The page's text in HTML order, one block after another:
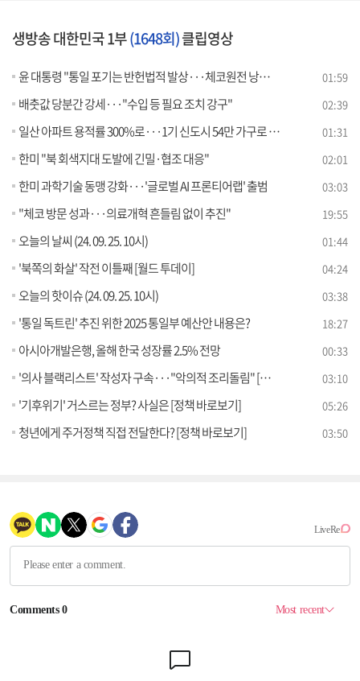
생방송 대한민국 1부(1648회)클립영상
윤 대통령 "통일 포기는 반헌법적 발상···체코원전 낭설 개탄" 01:59
배춧값 당분간 강세···"수입 등 필요 조치 강구" 02:39
일산 아파트 용적률 300%로···1기 신도시 54만 가구로 확대 01:31
한미 "북 회색지대 도발에 긴밀·협조 대응" 02:01
한미 과학기술 동맹 강화···'글로벌 AI 프론티어랩' 출범 03:03
"체코 방문 성과···의료개혁 흔들림 없이 추진" 19:55
오늘의 날씨 (24. 09. 25. 10시) 01:44
'북쪽의 화살' 작전 이틀째 [월드 투데이] 04:24
오늘의 핫이슈 (24. 09. 25. 10시) 03:38
'통일 독트린' 추진 위한 2025 통일부 예산안 내용은? 18:27
아시아개발은행, 올해 한국 성장률 2.5% 전망 00:33
'의사 블랙리스트' 작성자 구속···"악의적 조리돌림" [현장고발] 03:10
'기후위기' 거스르는 정부? 사실은 [정책 바로보기] 05:26
청년에게 주거정책 직접 전달한다? [정책 바로보기] 03:50